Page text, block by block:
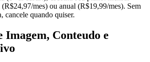
mes) ou anual (R$19,99/mes). Sem
cancele quando quiser.
Imagem, Conteudo e